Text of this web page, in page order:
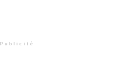
Publicité